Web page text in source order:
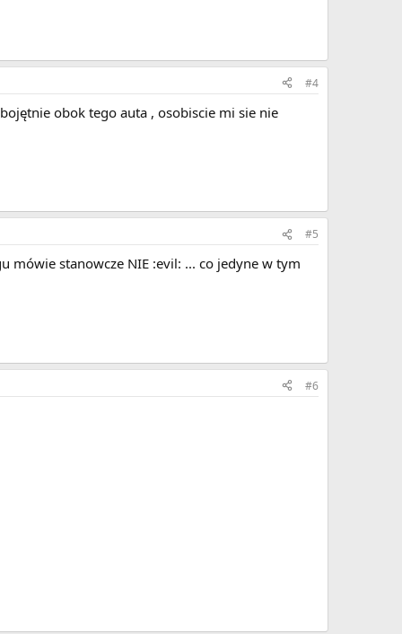
#4
obok tego auta , osobiscie mi sie nie
#5
mówie stanowcze NIE :evil: ... co jedyne w tym
#6